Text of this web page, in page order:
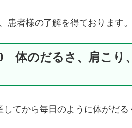
者様の了解を得ております。
体のだるさ、肩こ
てから毎日のように体がだ